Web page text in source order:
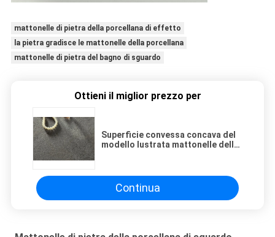
mattonelle di pietra della porcellana di effetto
la pietra gradisce le mattonelle della porcellana
mattonelle di pietra del bagno di sguardo
Ottieni il miglior prezzo per
Superficie convessa concava del
modello lustrata mattonelle della
Continua